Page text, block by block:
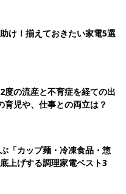
け！揃えておきたい家電5選
度の流産と不育症を経ての出
育児や、仕事との両立は？
「カップ麺・冷凍食品・惣
上げする調理家電ベスト3